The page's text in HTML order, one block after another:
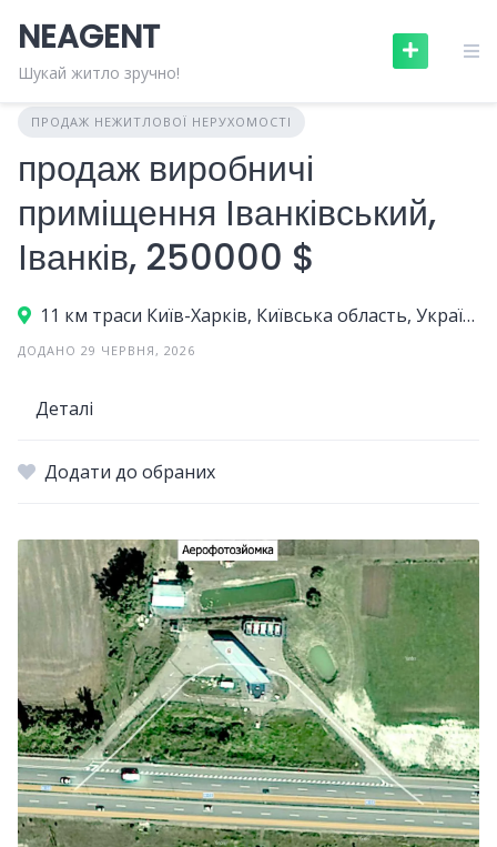
content
NEAGENT
Шукай житло зручно!
ПРОДАЖ НЕЖИТЛОВОЇ НЕРУХОМОСТІ
продаж виробничі
приміщення Іванківський,
Іванків, 250000 $
11 км траси Київ-Харків, Київська область, Україна
ДОДАНО 29 ЧЕРВНЯ, 2026
Деталі
Додати до обраних